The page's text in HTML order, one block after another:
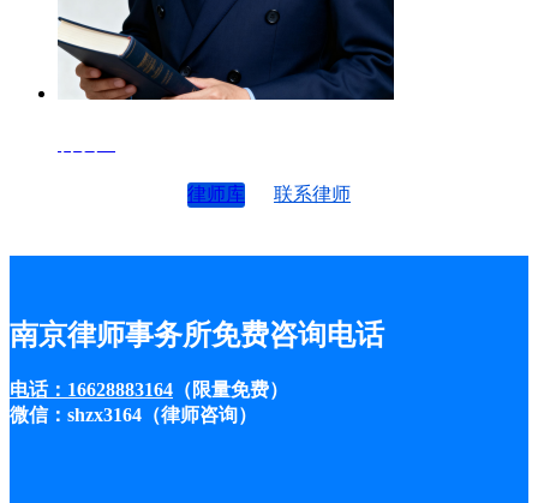
律师库 联系律师
南京律师事务所免费咨询电话
电话：16628883164 （限量免费）
微信：shzx3164（律师咨询）